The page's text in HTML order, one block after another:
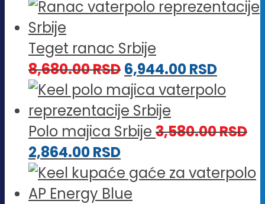
Teget ranac Srbije
8,680.00RSD 6,944.00RSD
Polo majica Srbije 3,580.00RSD
2,864.00RSD